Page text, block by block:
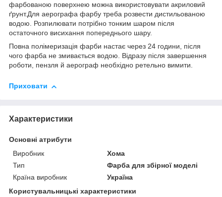
фарбованою поверхнею можна використовувати акриловий
ґрунт.Для аерографа фарбу треба розвести дистильованою
водою. Розпилювати потрібно тонким шаром після
остаточного висихання попереднього шару.
Повна полімеризація фарби настає через 24 години, після
чого фарба не змивається водою. Відразу після завершення
роботи, пензля й аерограф необхідно ретельно вимити.
Приховати
Характеристики
Основні атрибути
Виробник
Хома
Тип
Фарба для збірної моделі
Країна виробник
Україна
Користувальницькі характеристики